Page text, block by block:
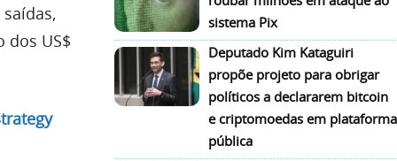
dos US$
sistema Pix
Deputado Kim Kataguiri
propõe projeto para obrigar
políticos a declararem bitcoin
e criptomoedas em plataforma
pública